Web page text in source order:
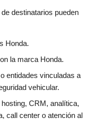
destinatarios pueden
Honda.
la marca Honda.
entidades vinculadas a
vehicular.
CRM, analítica,
call center o atención al